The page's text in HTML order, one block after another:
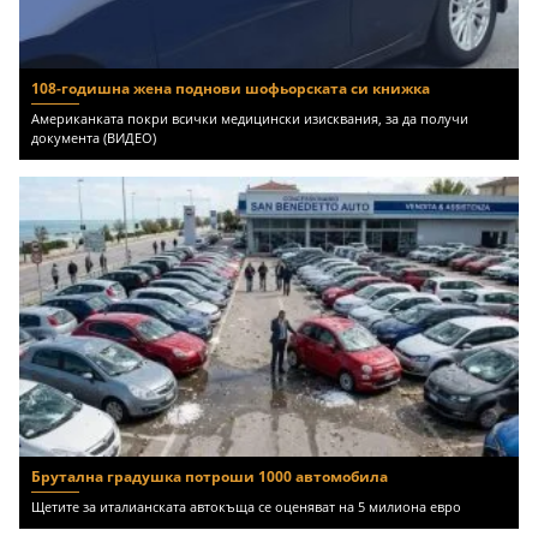
108-годишна жена поднови шофьорската си книжка
Американката покри всички медицински изисквания, за да получи
документа (ВИДЕО)
Брутална градушка потроши 1000 автомобила
Щетите за италианската автокъща се оценяват на 5 милиона евро